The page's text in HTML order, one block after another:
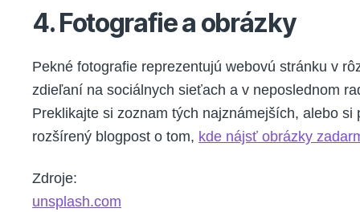
4. Fotografie a obrázky
Pekné fotografie reprezentujú webovú stránku v
zdieľaní na sociálnych sieťach a v neposlednom
Preklikajte si zoznam tých najznámejších, alebo si
rozšírený blogpost o tom, kde nájsť obrázky
Zdroje:
unsplash.com